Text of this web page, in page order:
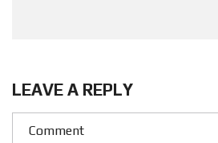
LEAVE A REPLY